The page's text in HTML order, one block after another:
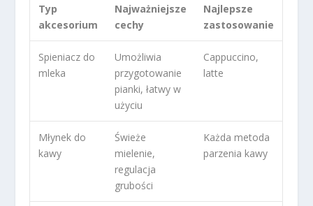
Typ
akcesorium
Najważniejsze
cechy
Najlepsze
zastosowanie
Spieniacz do
mleka
Umożliwia
przygotowanie
pianki, łatwy w
użyciu
Cappuccino,
latte
Młynek do
kawy
Świeże
mielenie,
regulacja
grubości
Każda metoda
parzenia kawy